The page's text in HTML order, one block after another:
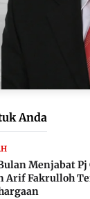
Anda
Menjabat
Arif Fakrulloh